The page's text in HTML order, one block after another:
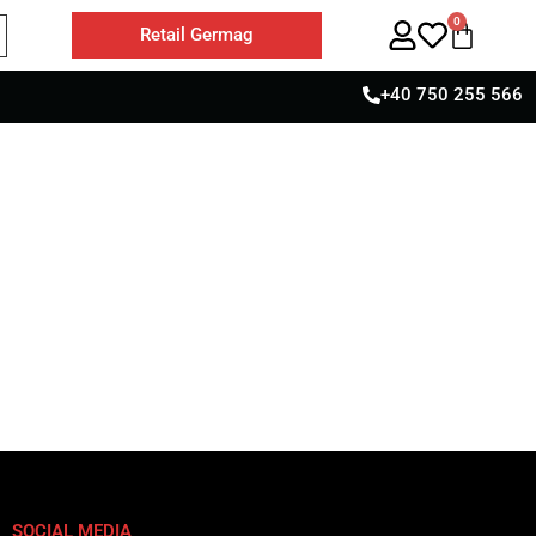
Retail Germag
0
+40 750 255 566
SOCIAL MEDIA